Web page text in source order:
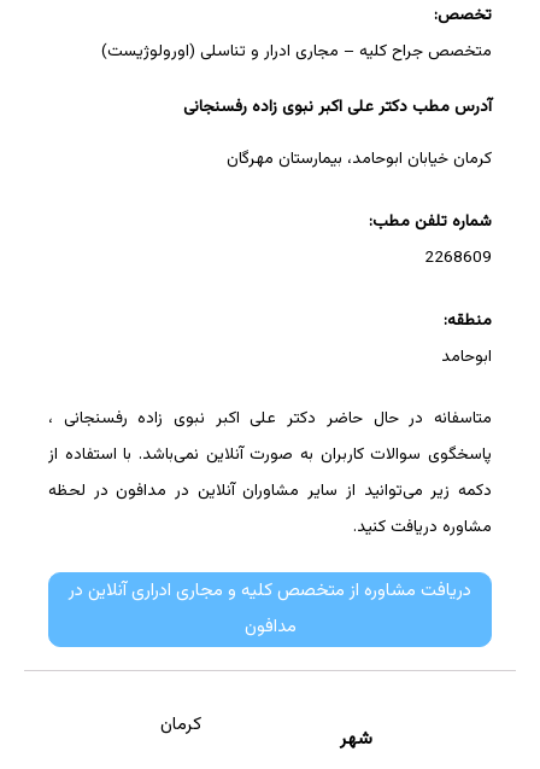
تخصص:
متخصص جراح کلیه – مجاری ادرار و تناسلی (اورولوژیست)
آدرس مطب دکتر علی اکبر نبوی زاده رفسنجانی
کرمان خیابان ابوحامد، بیمارستان مهرگان
شماره تلفن مطب:
2268609
منطقه:
ابوحامد
متاسفانه در حال حاضر دکتر علی اکبر نبوی زاده رفسنجانی ،
پاسخگوی سوالات کاربران به صورت آنلاین نمی‌باشد. با استفاده از
دکمه زیر می‌توانید از سایر مشاوران آنلاین در مدافون در لحظه
مشاوره دریافت کنید.
دریافت مشاوره از متخصص کلیه و مجاری ادراری آنلاین در
مدافون
شهر
کرمان